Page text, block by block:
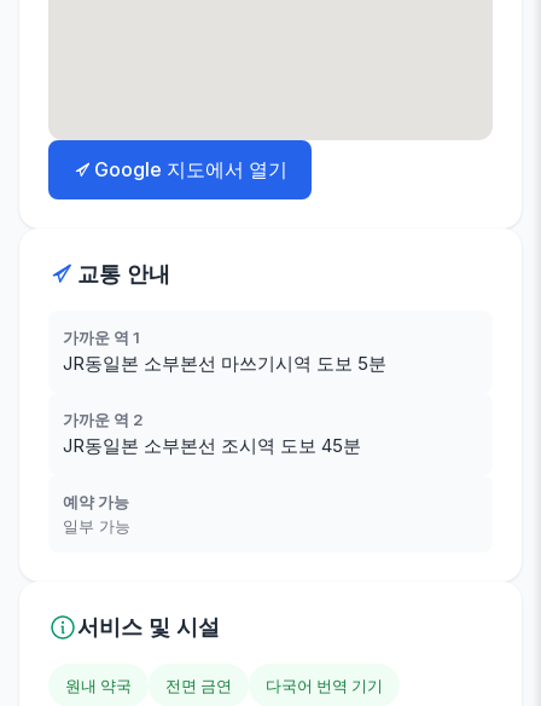
Google 지도에서 열기
교통 안내
가까운 역 1
JR동일본 소부본선 마쓰기시역 도보 5분
가까운 역 2
JR동일본 소부본선 조시역 도보 45분
예약 가능
일부 가능
서비스 및 시설
원내 약국 전면 금연 다국어 번역 기기